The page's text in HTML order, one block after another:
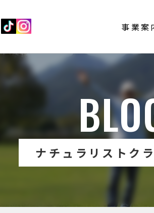
事業案
ナチュラリストク